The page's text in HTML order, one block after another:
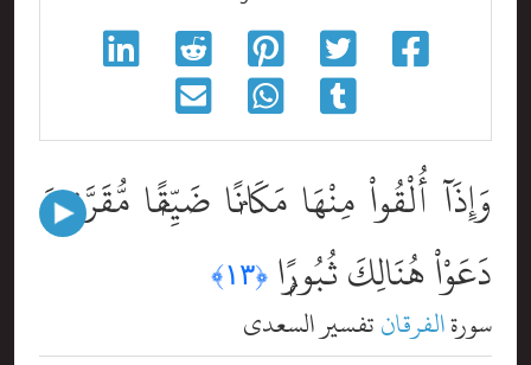
وَإِذَآ أُلْقُواْ مِنْهَا مَكَانًۭا ضَيِّقًۭا مُّقَرَّنِينَ
دَعَوْاْ هُنَالِكَ ثُبُورًۭا ﴿١٣﴾
سورةالفرقانتفسير السعدي